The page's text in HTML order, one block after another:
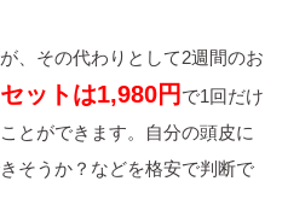
、その代わりとして2週間のお
ットは1,980円 で1回だけ
とができます。自分の頭皮に
そうか？などを格安で判断で